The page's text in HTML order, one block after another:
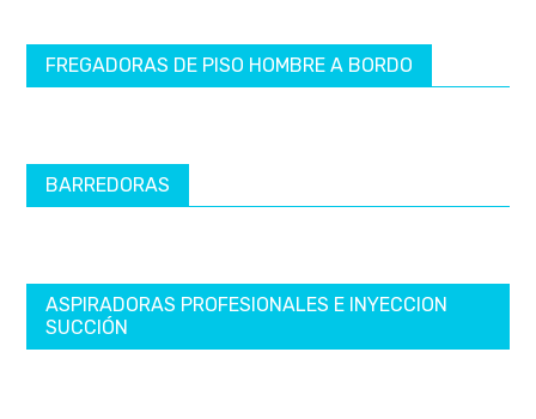
FREGADORAS DE PISO HOMBRE A BORDO
BARREDORAS
ASPIRADORAS PROFESIONALES E INYECCION
SUCCIÓN